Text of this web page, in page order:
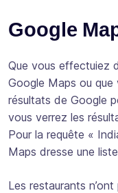
Google
Que vous effectuiez
Google Maps ou que
résultats de Google
vous verrez les
Pour la requête «
Maps dresse une
Les restaurants n’ont